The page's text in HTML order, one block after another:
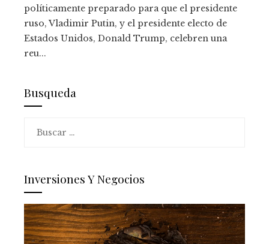
políticamente preparado para que el presidente
ruso, Vladimir Putin, y el presidente electo de
Estados Unidos, Donald Trump, celebren una
reu...
Busqueda
Inversiones Y Negocios